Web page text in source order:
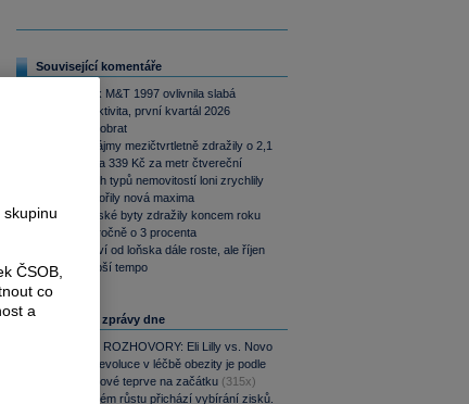
Související komentáře
Loňský rok M&T 1997 ovlivnila slabá
stavební aktivita, první kvartál 2026
naznačuje obrat
Deloitte: Nájmy mezičtvrtletně zdražily o 2,1
procenta na 339 Kč za metr čtvereční
Ceny všech typů nemovitostí loni zrychlily
růst a vytvořily nová maxima
Nové pražské byty zdražily koncem roku
2025 meziročně o 3 procenta
Stavebnictví od loňska dále roste, ale říjen
přinesl slabší tempo
Nejčtenější zprávy dne
PODCAST ROZHOVORY: Eli Lilly vs. Novo
Nordisk. Revoluce v léčbě obezity je podle
MUDr. Kunové teprve na začátku (315x)
Po raketovém růstu přichází vybírání zisků.
ČSOB,
co
a